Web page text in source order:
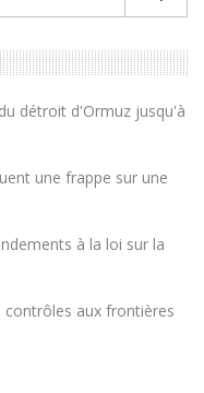
détroit d'Ormuz jusqu'à
une frappe sur une
à la loi sur la
contrôles aux frontières